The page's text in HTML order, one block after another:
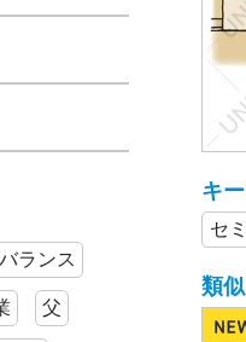
キ
セ
類
ランス
父